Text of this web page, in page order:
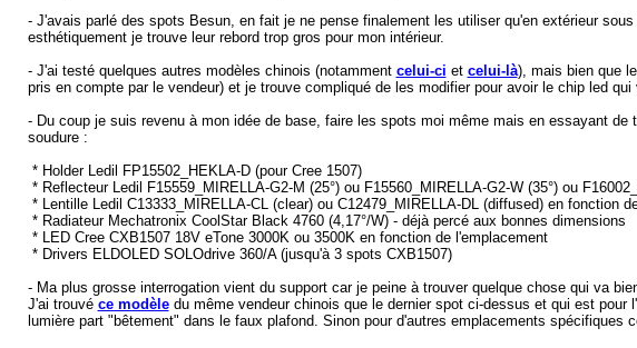
- J'avais parlé des spots Besun, en fait je ne pense finalement les utiliser qu'en extérieur
esthétiquement je trouve leur rebord trop gros pour mon intérieur.
- J'ai testé quelques autres modèles chinois (notamment celui-ci et celui-là), mais bien que
pris en compte par le vendeur) et je trouve compliqué de les modifier pour avoir le chip led
- Du coup je suis revenu à mon idée de base, faire les spots moi même mais en essayant
soudure :
* Holder Ledil FP15502_HEKLA-D (pour Cree 1507)
* Reflecteur Ledil F15559_MIRELLA-G2-M (25°) ou F15560_MIRELLA-G2-W (35°) ou
* Lentille Ledil C13333_MIRELLA-CL (clear) ou C12479_MIRELLA-DL (diffused) en fonction
* Radiateur Mechatronix CoolStar Black 4760 (4,17°/W) - déjà percé aux bonnes dimensions
* LED Cree CXB1507 18V eTone 3000K ou 3500K en fonction de l'emplacement
* Drivers ELDOLED SOLOdrive 360/A (jusqu'à 3 spots CXB1507)
- Ma plus grosse interrogation vient du support car je peine à trouver quelque chose qui va
J'ai trouvé ce modèledu même vendeur chinois que le dernier spot ci-dessus et qui est
lumière part "bêtement" dans le faux plafond. Sinon pour d'autres emplacements